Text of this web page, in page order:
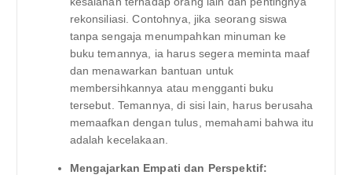
rekonsiliasi. Contohnya, jika seorang siswa
tanpa sengaja menumpahkan minuman ke
buku temannya, ia harus segera meminta maaf
dan menawarkan bantuan untuk
membersihkannya atau mengganti buku
tersebut. Temannya, di sisi lain, harus berusaha
memaafkan dengan tulus, memahami bahwa itu
adalah kecelakaan.
Mengajarkan Empati dan Perspektif: